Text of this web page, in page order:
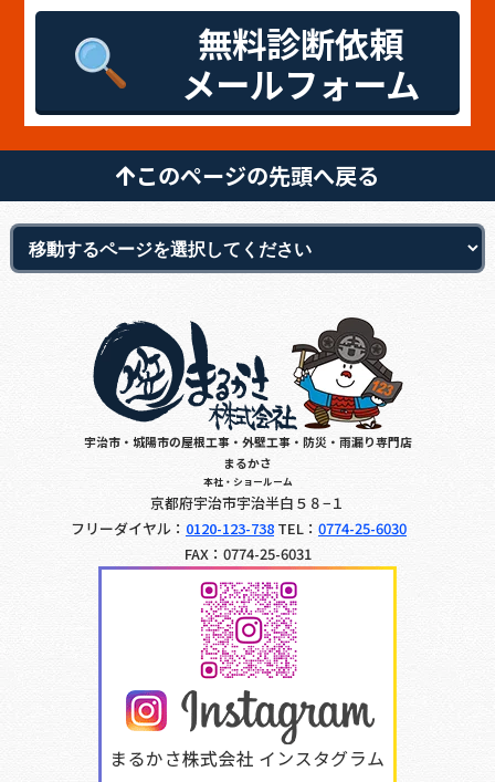
無料診断依頼
メールフォーム
このページの先頭へ戻る
宇治市・城陽市の屋根工事・外壁工事・防災・雨漏り専門店
まるかさ
本社・ショールーム
京都府宇治市宇治半白５８−１
フリーダイヤル： 0120-123-738 TEL： 0774-25-6030
FAX：0774-25-6031